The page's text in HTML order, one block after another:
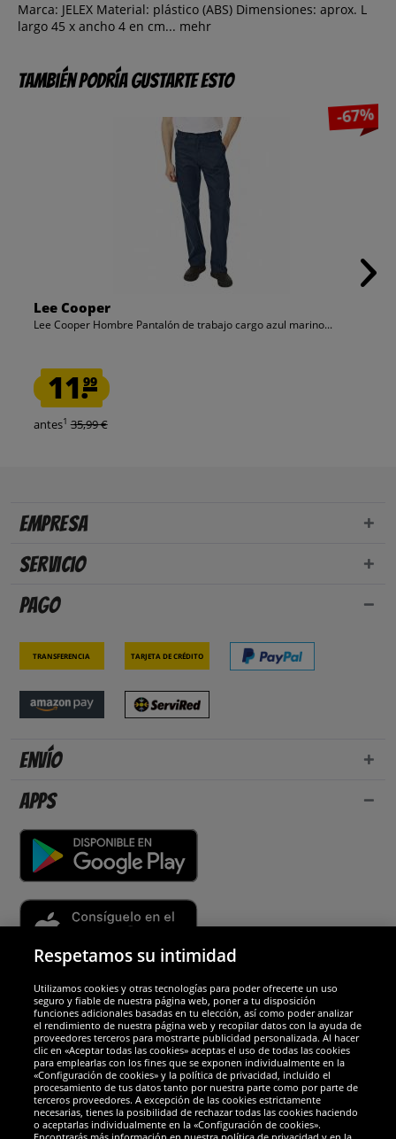
Marca: JELEX Material: plástico (ABS) Dimensiones: aprox. L
largo 45 x ancho 4 en cm... mehr
También podría gustarte esto
-67%
Lee Cooper
Lee Cooper Hombre Pantalón de trabajo cargo azul marino...
11.99
antes1 35,99 €
Empresa
Servicio
Pago
Transferencia Tarjeta de crédito
Envío
Apps
Socios y seguridad
Galardones
Respetamos su intimidad
Utilizamos cookies y otras tecnologías para poder ofrecerte un uso
seguro y fiable de nuestra página web, poner a tu disposición
funciones adicionales basadas en tu elección, así como poder analizar
el rendimiento de nuestra página web y recopilar datos con la ayuda de
proveedores terceros para mostrarte publicidad personalizada. Al hacer
clic en «Aceptar todas las cookies» aceptas el uso de todas las cookies
para emplearlas con los fines que se exponen individualmente en la
«Configuración de cookies» y la política de privacidad, incluido el
procesamiento de tus datos tanto por nuestra parte como por parte de
terceros proveedores. A excepción de las cookies estrictamente
necesarias, tienes la posibilidad de rechazar todas las cookies haciendo
o aceptarlas individualmente en la «Configuración de cookies».